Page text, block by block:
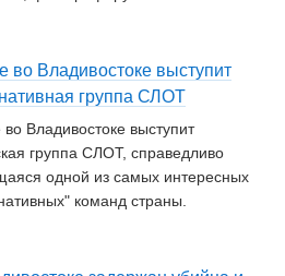
во Владивостоке выступит
группа СЛОТ
Владивостоке выступит
группа СЛОТ, справедливо
одной из самых интересных
команд страны.